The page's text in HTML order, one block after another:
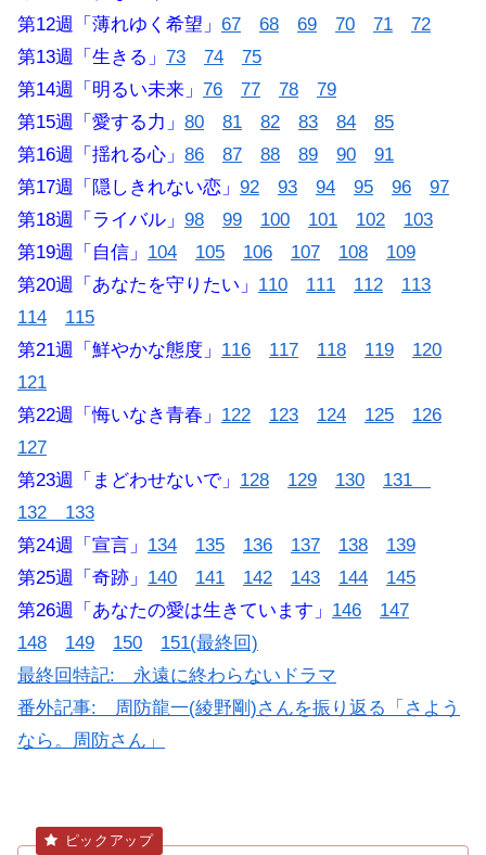
第12週「薄れゆく希望」 67 68 69 70 71
72
第13週「生きる」 73 74
75
第14週「明るい未来」 76 77 78
79
第15週「愛する力」 80 81 82 83 84
85
第16週「揺れる心」 86 87 88 89 90
91
第17週「隠しきれない恋」 92 93 94 95 96
97
第18週「ライバル」 98 99 100 101 102
103
第19週「自信」 104 105 106 107 108
109
第20週「あなたを守りたい」 110 111 112
113
114
115
第21週「鮮やかな態度」 116 117 118 119
120
121
第22週「悔いなき青春」 122 123 124 125
126
127
第23週「まどわせないで」 128 129 130
131
132 133
第24週「宣言」 134 135 136 137 138
139
第25週「奇跡」 140 141 142 143 144
145
第26週「あなたの愛は生きています」 146
147
148
149 150
151(最終回)
最終回特記: 永遠に終わらないドラマ
番外記事: 周防龍一(綾野剛)さんを振り返る「さよう
なら。周防さん」